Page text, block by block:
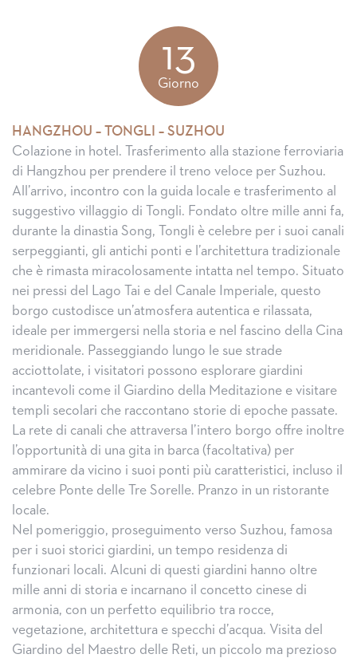
13
Giorno
HANGZHOU – TONGLI – SUZHOU
Colazione in hotel. Trasferimento alla stazione ferroviaria
di Hangzhou per prendere il treno veloce per Suzhou.
All’arrivo, incontro con la guida locale e trasferimento al
suggestivo villaggio di Tongli. Fondato oltre mille anni fa,
durante la dinastia Song, Tongli è celebre per i suoi canali
serpeggianti, gli antichi ponti e l’architettura tradizionale
che è rimasta miracolosamente intatta nel tempo. Situato
nei pressi del Lago Tai e del Canale Imperiale, questo
borgo custodisce un’atmosfera autentica e rilassata,
ideale per immergersi nella storia e nel fascino della Cina
meridionale. Passeggiando lungo le sue strade
acciottolate, i visitatori possono esplorare giardini
incantevoli come il Giardino della Meditazione e visitare
templi secolari che raccontano storie di epoche passate.
La rete di canali che attraversa l’intero borgo offre inoltre
l’opportunità di una gita in barca (facoltativa) per
ammirare da vicino i suoi ponti più caratteristici, incluso il
celebre Ponte delle Tre Sorelle. Pranzo in un ristorante
locale.
Nel pomeriggio, proseguimento verso Suzhou, famosa
per i suoi storici giardini, un tempo residenza di
funzionari locali. Alcuni di questi giardini hanno oltre
mille anni di storia e incarnano il concetto cinese di
armonia, con un perfetto equilibrio tra rocce,
vegetazione, architettura e specchi d’acqua. Visita del
Giardino del Maestro delle Reti, un piccolo ma prezioso